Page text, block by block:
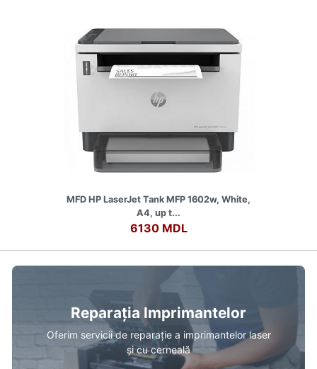
MFD HP LaserJet Tank MFP 1602w, White,
A4, up t...
6130 MDL
Reparația Imprimantelor
Oferim servicii de reparație a imprimantelor laser
și cu cerneală